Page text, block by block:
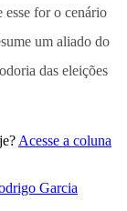
esse for o cenário
um aliado do
das eleições
Acesse a coluna
Garcia